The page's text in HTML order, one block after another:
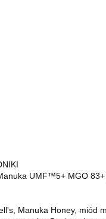
UMF™5+ MGO 83+
Manuka Honey, miód